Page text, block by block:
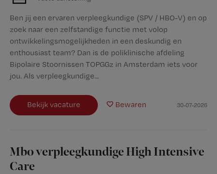
Ben jij een ervaren verpleegkundige (SPV / HBO-V) en op
zoek naar een zelfstandige functie met volop
ontwikkelingsmogelijkheden in een deskundig en
enthousiast team? Dan is de poliklinische afdeling
Bipolaire Stoornissen TOPGGz in Amsterdam iets voor
jou. Als verpleegkundige...
Bekijk vacature Bewaren 30-07-2026
Mbo verpleegkundige High Intensive
Care